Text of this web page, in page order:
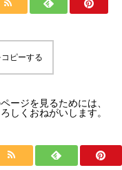
ピーする
ージを見るためには、
しくおねがいします。